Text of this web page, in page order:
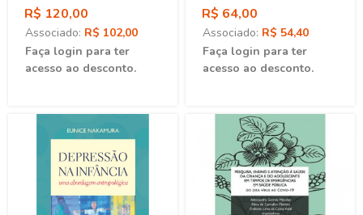
R$ 120,00
Associado: R$ 102,00
Faça login para ter
acesso ao desconto.
R$ 64,00
Associado: R$ 54,40
Faça login para ter
acesso ao desconto.